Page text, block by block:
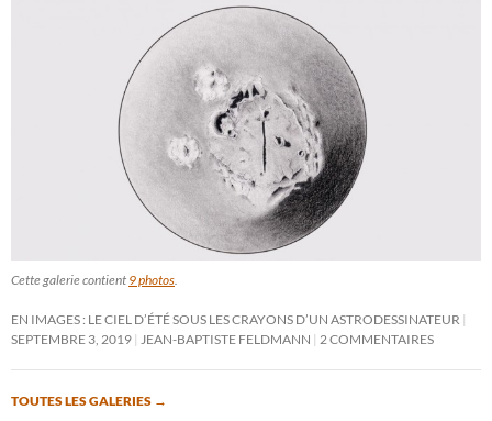
Cette galerie contient 9 photos
EN IMAGES : LE CIEL D’ÉTÉ SOUS LES CRAYONS D’UN ASTRODESSINATEUR
SEPTEMBRE 3, 2019
JEAN-BAPTISTE FELDMANN 2 COMMENTAIRES
TOUTES LES GALERIES →